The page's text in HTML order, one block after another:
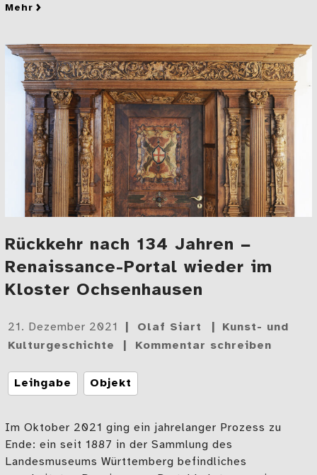
mehr
Rückkehr nach 134 Jahren −
Renaissance-Portal wieder im
Kloster Ochsenhausen
Gepostet
am
21. Dezember 2021 Olaf Siart
Kunst- und
Kulturgeschichte
Kommentar schreiben
Tags
Leihgabe Objekt
Im Oktober 2021 ging ein jahrelanger Prozess zu
Ende: ein seit 1887 in der Sammlung des
Landesmuseums Württemberg befindliches